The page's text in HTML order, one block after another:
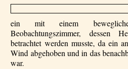
ein mit einem
Beobachtungszimmer, dessen
betrachtet werden musste, da ein
Wind abgehoben und in das
war.